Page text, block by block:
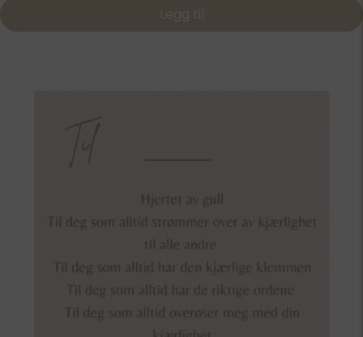
Legg til